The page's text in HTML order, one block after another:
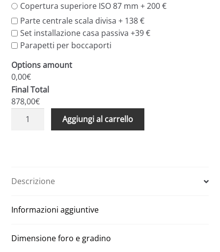
Copertura superiore ISO 87 mm + 200 €
Parte centrale scala divisa + 138 €
Set installazione casa passiva +39 €
Parapetti per boccaporti
Options amount
0,00€
Final Total
878,00€
Scala
Plus
70
110
265
Aggiungi al carrello
Descrizione
Informazioni aggiuntive
Dimensione foro e gradino